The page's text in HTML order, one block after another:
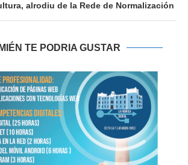
alrodiu de la Rede de Normalización
TE PODRIA GUSTAR